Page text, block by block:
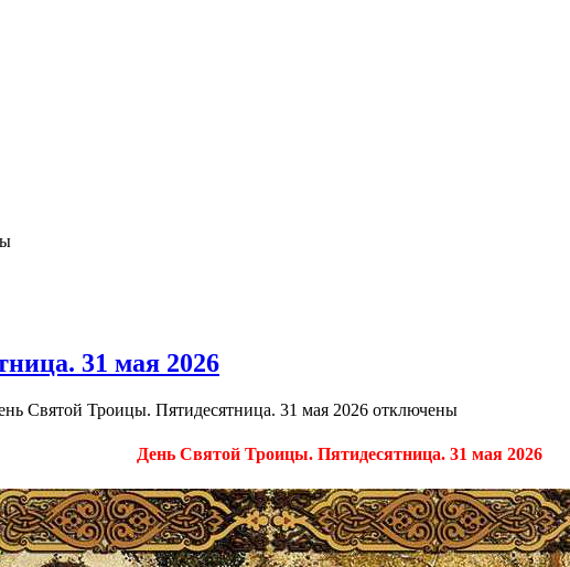
31 мая 2026
Святой Троицы. Пятидесятница. 31 мая 2026 отключены
День Святой Троицы. Пятидесятница. 31 мая 2026